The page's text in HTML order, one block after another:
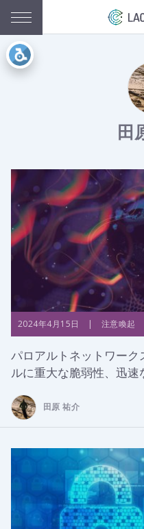
田
2024年4月15日 | 注意喚起
パロアルトネットワー
ルに重大な脆弱性、迅速
田原 祐介